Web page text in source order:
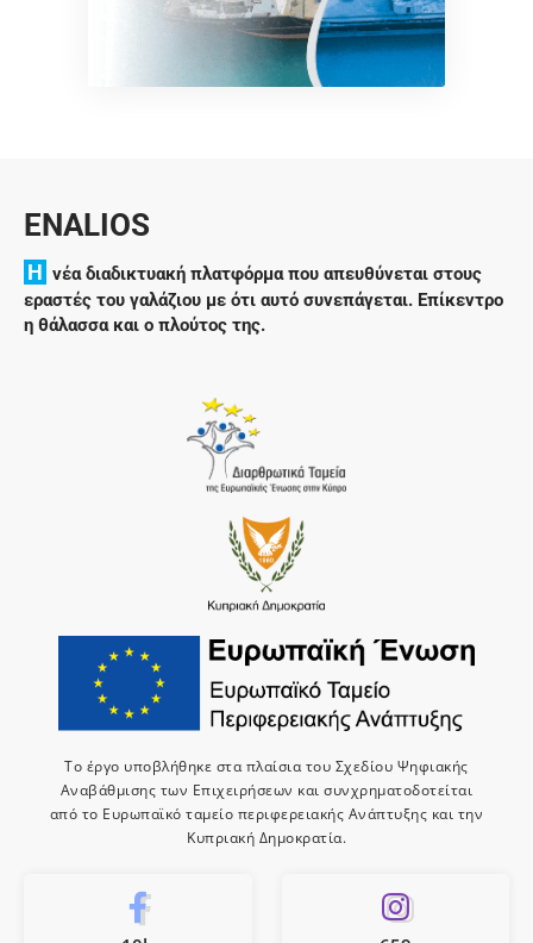
ENALIOS
H νέα διαδικτυακή πλατφόρμα που απευθύνεται στους
εραστές του γαλάζιου με ότι αυτό συνεπάγεται. Επίκεντρο
η θάλασσα και ο πλούτος της.
Το έργο υποβλήθηκε στα πλαίσια του Σχεδίου Ψηφιακής
Αναβάθμισης των Επιχειρήσεων και συνχρηματοδοτείται
από το Ευρωπαϊκό ταμείο περιφερειακής Ανάπτυξης και την
Κυπριακή Δημοκρατία.